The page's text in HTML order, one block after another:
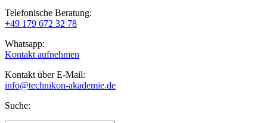
Telefonische Beratung:
+49 179 672 32 78
Whatsapp:
Kontakt aufnehmen
Kontakt über E-Mail:
info@technikon-akademie.de
Suche: